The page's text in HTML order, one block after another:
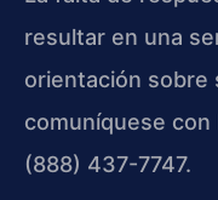
resultar en una
orientación sobre
comuníquese con
(888) 437-7747.